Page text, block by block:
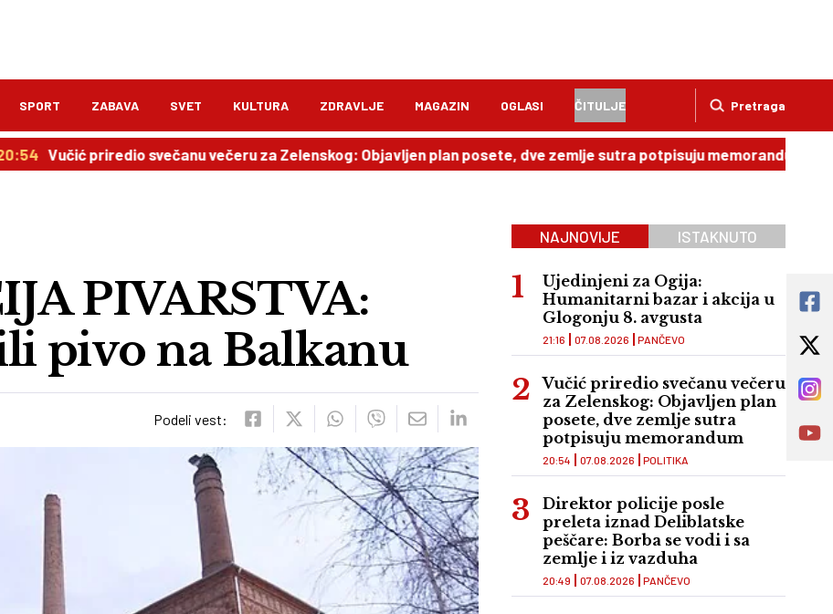
Pretraga
SPORT ZABAVA SVET KULTURA ZDRAVLJE MAGAZIN OGLASI ČITULJE
priredio svečanu večeru za Zelenskog: Objavljen plan posete, dve zemlje sutra potpisuju memorandum 20:49
PIVARSTVA:
pivo na Balkanu
Podeli vest:
NAJNOVIJE ISTAKNUTO
Ujedinjeni za Ogija:
Humanitarni bazar i akcija u
Glogonju 8. avgusta
PANČEVO
21:16 07.08.2026
Vučić priredio svečanu večeru
za Zelenskog: Objavljen plan
posete, dve zemlje sutra
potpisuju memorandum
POLITIKA
20:54 07.08.2026
Direktor policije posle
preleta iznad Deliblatske
peščare: Borba se vodi i sa
zemlje i iz vazduha
PANČEVO
20:49 07.08.2026